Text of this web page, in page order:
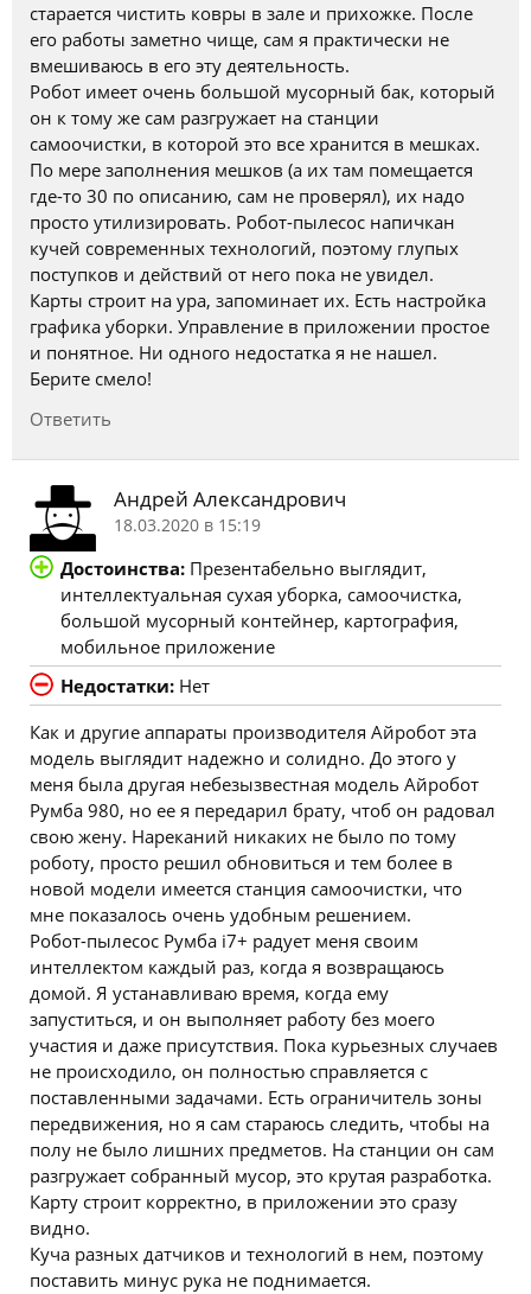
старается чистить ковры в зале и прихожке. После
его работы заметно чище, сам я практически не
вмешиваюсь в его эту деятельность.
Робот имеет очень большой мусорный бак, который
он к тому же сам разгружает на станции
самоочистки, в которой это все хранится в мешках.
По мере заполнения мешков (а их там помещается
где-то 30 по описанию, сам не проверял), их надо
просто утилизировать. Робот-пылесос напичкан
кучей современных технологий, поэтому глупых
поступков и действий от него пока не увидел.
Карты строит на ура, запоминает их. Есть настройка
графика уборки. Управление в приложении простое
и понятное. Ни одного недостатка я не нашел.
Берите смело!
Ответить
Андрей Александрович
18.03.2020 в 15:19
Достоинства: Презентабельно выглядит,
интеллектуальная сухая уборка, самоочистка,
большой мусорный контейнер, картография,
мобильное приложение
Недостатки: Нет
Как и другие аппараты производителя Айробот эта
модель выглядит надежно и солидно. До этого у
меня была другая небезызвестная модель Айробот
Румба 980, но ее я передарил брату, чтоб он радовал
свою жену. Нареканий никаких не было по тому
роботу, просто решил обновиться и тем более в
новой модели имеется станция самоочистки, что
мне показалось очень удобным решением.
Робот-пылесос Румба i7+ радует меня своим
интеллектом каждый раз, когда я возвращаюсь
домой. Я устанавливаю время, когда ему
запуститься, и он выполняет работу без моего
участия и даже присутствия. Пока курьезных случаев
не происходило, он полностью справляется с
поставленными задачами. Есть ограничитель зоны
передвижения, но я сам стараюсь следить, чтобы на
полу не было лишних предметов. На станции он сам
разгружает собранный мусор, это крутая разработка.
Карту строит корректно, в приложении это сразу
видно.
Куча разных датчиков и технологий в нем, поэтому
поставить минус рука не поднимается.